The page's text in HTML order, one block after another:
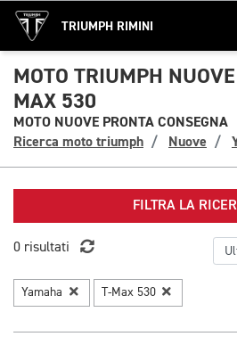
TRIUMPH RIMINI
MOTO TRIUMPH
MAX 530
MOTO NUOVE PRONTA CONSEGNA
Ricerca moto triumph
Nuove
FILTRA LA
0 risultati
Yamaha T-Max 530